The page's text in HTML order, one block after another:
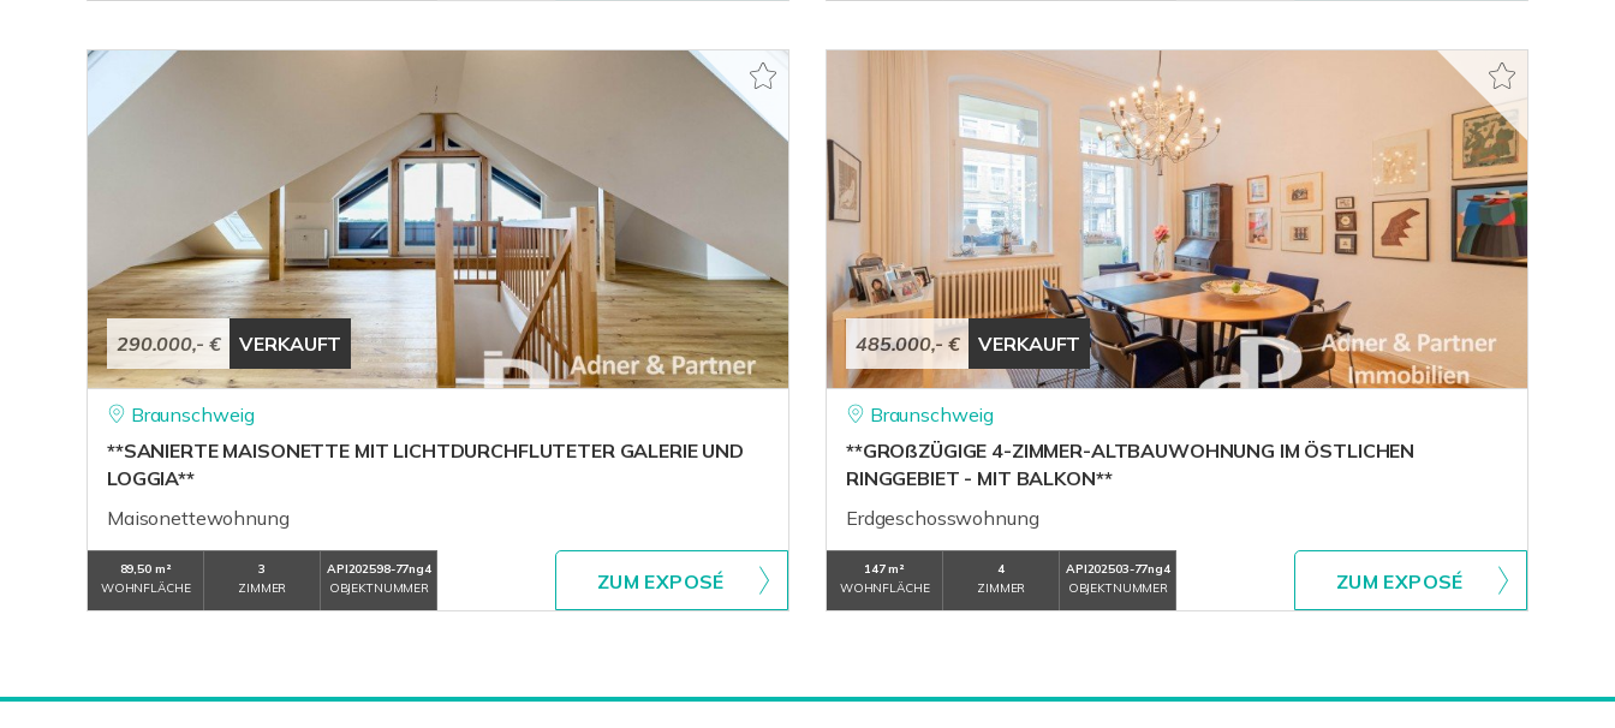
290.000,- € VERKAUFT
Braunschweig
**SANIERTE MAISONETTE MIT LICHTDURCHFLUTETER GALERIE UND
LOGGIA**
Maisonettewohnung
89,50 m²
WOHNFLÄCHE
3
ZIMMER
API202598-77ng4
OBJEKTNUMMER
ZUM EXPOSÉ
485.000,- € VERKAUFT
Braunschweig
**GROßZÜGIGE 4-ZIMMER-ALTBAUWOHNUNG IM ÖSTLICHEN
RINGGEBIET - MIT BALKON**
Erdgeschosswohnung
147 m²
WOHNFLÄCHE
4
ZIMMER
API202503-77ng4
OBJEKTNUMMER
ZUM EXPOSÉ